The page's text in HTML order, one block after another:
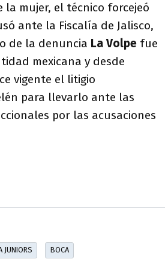
la mujer, el técnico forcejeó
ante la Fiscalía de Jalisco,
de la denuncia La Volpe fue
mexicana y desde
vigente el litigio
para llevarlo ante las
por las acusaciones
JUNIORS BOCA